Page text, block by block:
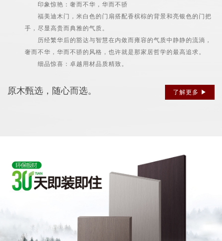
印象惊艳：奢而不华，华而不骄
福美迪木门，米白色的门扇搭配香槟棕的背景和亮银色的门把
手，尽显高贵而典雅的气质。
历经繁华后的豁达与智慧在内敛而雍容的气质中静静的流淌，
奢而不华，华而不骄的风格，也许就是那家居哲学的最高追求。
细品惊喜：卓越用材品质精致。
了解更多 ▶
原木甄选，随心而选。